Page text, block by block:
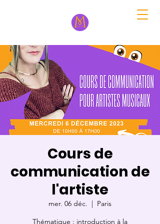
Cours de
communication de
l'artiste
mer. 06 déc.
  |
Paris
Thématique : introduction à la